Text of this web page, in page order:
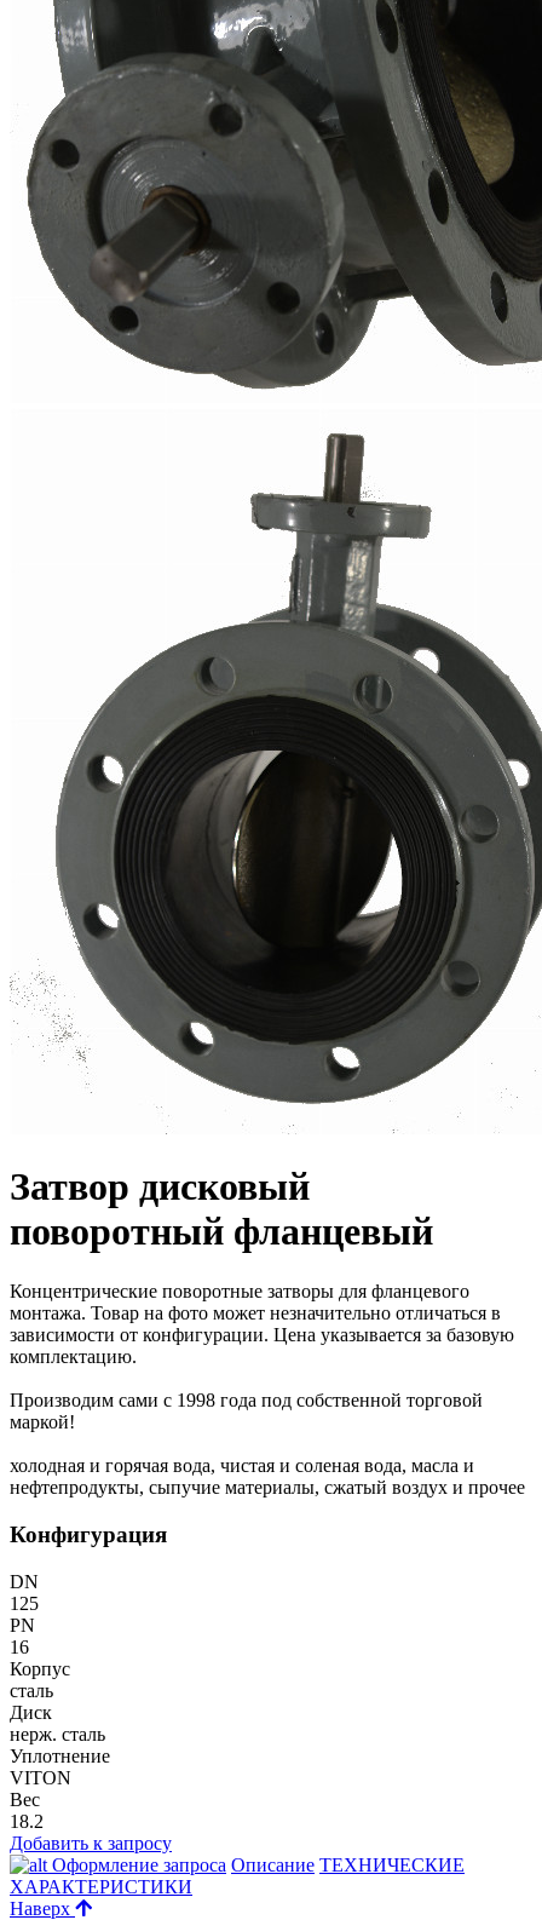
Затвор дисковый
поворотный фланцевый
Концентрические поворотные затворы для фланцевого
монтажа. Товар на фото может незначительно отличаться в
зависимости от конфигурации. Цена указывается за базовую
комплектацию.
Производим сами с 1998 года под собственной торговой
маркой!
холодная и горячая вода, чистая и соленая вода, масла и
нефтепродукты, сыпучие материалы, сжатый воздух и прочее
Конфигурация
DN
125
PN
16
Корпус
сталь
Диск
нерж. сталь
Уплотнение
VITON
Вес
18.2
Добавить к запросу
Оформление запроса Описание ТЕХНИЧЕСКИЕ
ХАРАКТЕРИСТИКИ
Наверх